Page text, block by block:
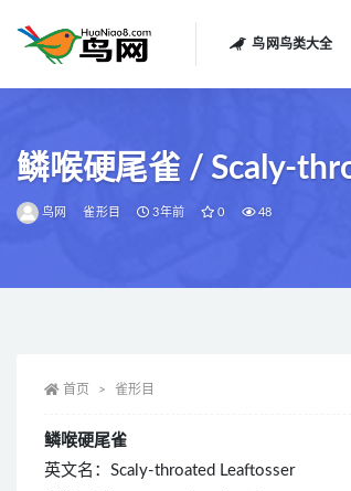
鸟网鸟类大全
鳞喉硬尾雀 / Scaly-
鸟网 雀形目 3年前 0 48
首页 雀形目
鳞喉硬尾雀
英文名：Scaly-throated Leaftosser